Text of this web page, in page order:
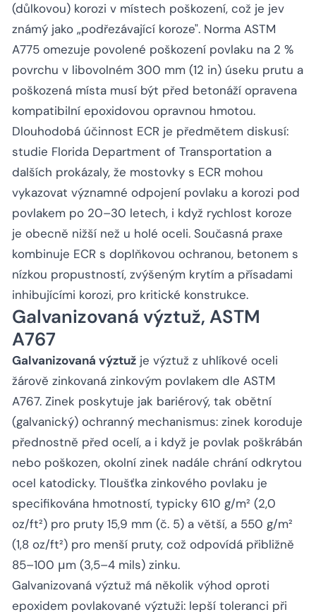
(důlkovou) korozi v místech poškození, což je jev
známý jako „podřezávající koroze". Norma ASTM
A775 omezuje povolené poškození povlaku na 2 %
povrchu v libovolném 300 mm (12 in) úseku prutu a
poškozená místa musí být před betonáží opravena
kompatibilní epoxidovou opravnou hmotou.
Dlouhodobá účinnost ECR je předmětem diskusí:
studie Florida Department of Transportation a
dalších prokázaly, že mostovky s ECR mohou
vykazovat významné odpojení povlaku a korozi pod
povlakem po 20–30 letech, i když rychlost koroze
je obecně nižší než u holé oceli. Současná praxe
kombinuje ECR s doplňkovou ochranou, betonem s
nízkou propustností, zvýšeným krytím a přísadami
inhibujícími korozi, pro kritické konstrukce.
Galvanizovaná výztuž, ASTM
A767
Galvanizovaná výztuž je výztuž z uhlíkové oceli
žárově zinkovaná zinkovým povlakem dle ASTM
A767. Zinek poskytuje jak bariérový, tak obětní
(galvanický) ochranný mechanismus: zinek koroduje
přednostně před ocelí, a i když je povlak poškrábán
nebo poškozen, okolní zinek nadále chrání odkrytou
ocel katodicky. Tloušťka zinkového povlaku je
specifikována hmotností, typicky 610 g/m² (2,0
oz/ft²) pro pruty 15,9 mm (č. 5) a větší, a 550 g/m²
(1,8 oz/ft²) pro menší pruty, což odpovídá přibližně
85–100 μm (3,5–4 mils) zinku.
Galvanizovaná výztuž má několik výhod oproti
epoxidem povlakované výztuži: lepší toleranci při